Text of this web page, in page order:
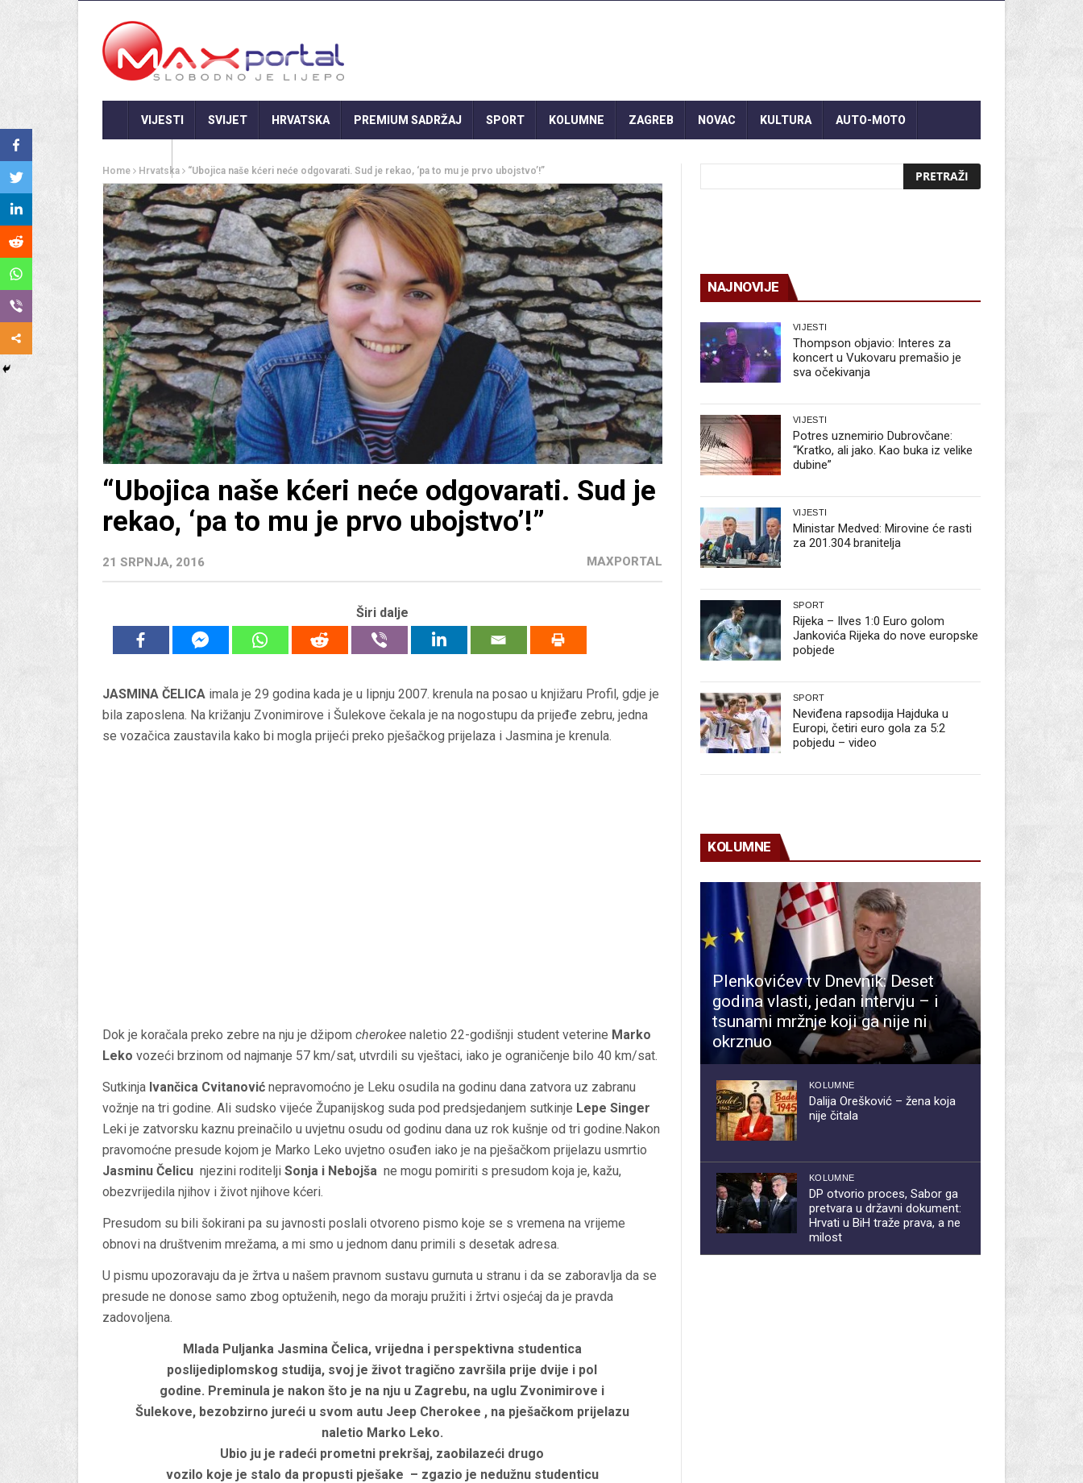
VIJESTI SVIJET HRVATSKA PREMIUM SADRŽAJ SPORT KOLUMNE ZAGREB NOVAC KULTURA AUTO-MOTO
Home Hrvatska “Ubojica naše kćeri neće odgovarati. Sud je rekao, ‘pa to mu je prvo ubojstvo’!”
“Ubojica naše kćeri neće odgovarati. Sud je
rekao, ‘pa to mu je prvo ubojstvo’!”
21 SRPNJA, 2016 MAXPORTAL
Širi dalje
JASMINA ČELICA imala je 29 godina kada je u lipnju 2007. krenula na posao u knjižaru Profil, gdje je
bila zaposlena. Na križanju Zvonimirove i Šulekove čekala je na nogostupu da prijeđe zebru, jedna
se vozačica zaustavila kako bi mogla prijeći preko pješačkog prijelaza i Jasmina je krenula.
Dok je koračala preko zebre na nju je džipom cherokee naletio 22-godišnji student veterine Marko
Leko vozeći brzinom od najmanje 57 km/sat, utvrdili su vještaci, iako je ograničenje bilo 40 km/sat.
Sutkinja Ivančica Cvitanović nepravomoćno je Leku osudila na godinu dana zatvora uz zabranu
vožnje na tri godine. Ali sudsko vijeće Županijskog suda pod predsjedanjem sutkinje Lepe Singer
Leki je zatvorsku kaznu preinačilo u uvjetnu osudu od godinu dana uz rok kušnje od tri godine.Nakon
pravomoćne presude kojom je Marko Leko uvjetno osuđen iako je na pješačkom prijelazu usmrtio
Jasminu Čelicu njezini roditelji Sonja i Nebojša ne mogu pomiriti s presudom koja je, kažu,
obezvrijedila njihov i život njihove kćeri.
Presudom su bili šokirani pa su javnosti poslali otvoreno pismo koje se s vremena na vrijeme
obnovi na društvenim mrežama, a mi smo u jednom danu primili s desetak adresa.
U pismu upozoravaju da je žrtva u našem pravnom sustavu gurnuta u stranu i da se zaboravlja da se
presude ne donose samo zbog optuženih, nego da moraju pružiti i žrtvi osjećaj da je pravda
zadovoljena.
Mlada Puljanka Jasmina Čelica, vrijedna i perspektivna studentica
poslijediplomskog studija, svoj je život tragično završila prije dvije i pol
godine. Preminula je nakon što je na nju u Zagrebu, na uglu Zvonimirove i
Šulekove, bezobzirno jureći u svom autu Jeep Cherokee , na pješačkom prijelazu
naletio Marko Leko.
Ubio ju je radeći prometni prekršaj, zaobilazeći drugo
vozilo koje je stalo da propusti pješake – zgazio je nedužnu studenticu
NAJNOVIJE
VIJESTI
Thompson objavio: Interes za
koncert u Vukovaru premašio je
sva očekivanja
VIJESTI
Potres uznemirio Dubrovčane:
“Kratko, ali jako. Kao buka iz velike
dubine”
VIJESTI
Ministar Medved: Mirovine će rasti
za 201.304 branitelja
SPORT
Rijeka – Ilves 1:0 Euro golom
Jankovića Rijeka do nove europske
pobjede
SPORT
Neviđena rapsodija Hajduka u
Europi, četiri euro gola za 5:2
pobjedu – video
KOLUMNE
Plenkovićev tv Dnevnik: Deset
godina vlasti, jedan intervju – i
tsunami mržnje koji ga nije ni
okrznuo
KOLUMNE
Dalija Orešković – žena koja
nije čitala
KOLUMNE
DP otvorio proces, Sabor ga
pretvara u državni dokument:
Hrvati u BiH traže prava, a ne
milost